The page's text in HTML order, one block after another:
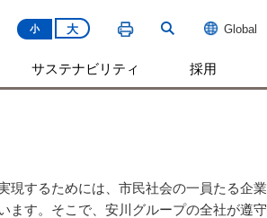
小 大 Global
サステナビリティ 採用
現するためには、市民社会の一員たる企業
ます。そこで、安川グループの全社が遵守